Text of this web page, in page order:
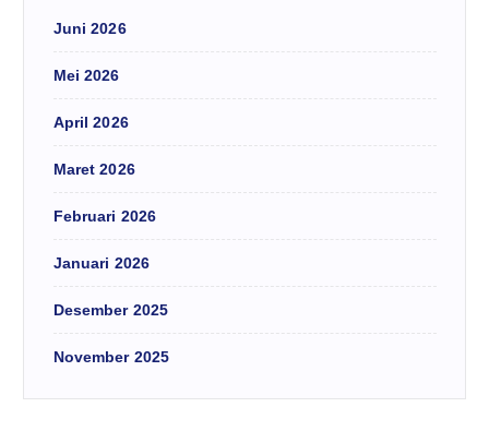
Juni 2026
Mei 2026
April 2026
Maret 2026
Februari 2026
Januari 2026
Desember 2025
November 2025